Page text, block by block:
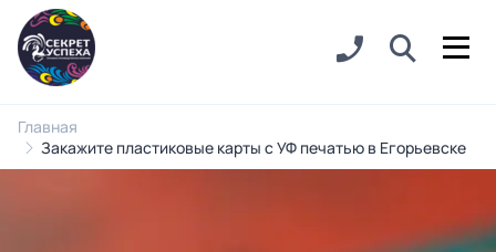
Главная
Закажите пластиковые карты с УФ печатью в Егорьевске